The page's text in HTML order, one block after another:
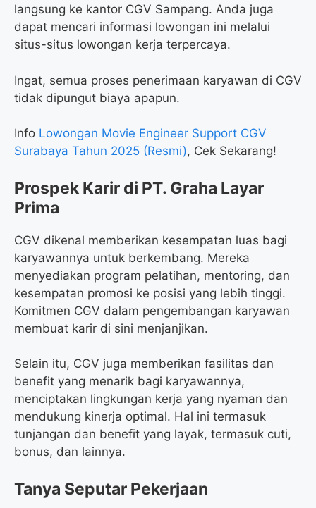
langsung ke kantor CGV Sampang. Anda juga
dapat mencari informasi lowongan ini melalui
situs-situs lowongan kerja terpercaya.
Ingat, semua proses penerimaan karyawan di CGV
tidak dipungut biaya apapun.
Info Lowongan Movie Engineer Support CGV
Surabaya Tahun 2025 (Resmi), Cek Sekarang!
Prospek Karir di PT. Graha Layar
Prima
CGV dikenal memberikan kesempatan luas bagi
karyawannya untuk berkembang. Mereka
menyediakan program pelatihan, mentoring, dan
kesempatan promosi ke posisi yang lebih tinggi.
Komitmen CGV dalam pengembangan karyawan
membuat karir di sini menjanjikan.
Selain itu, CGV juga memberikan fasilitas dan
benefit yang menarik bagi karyawannya,
menciptakan lingkungan kerja yang nyaman dan
mendukung kinerja optimal. Hal ini termasuk
tunjangan dan benefit yang layak, termasuk cuti,
bonus, dan lainnya.
Tanya Seputar Pekerjaan